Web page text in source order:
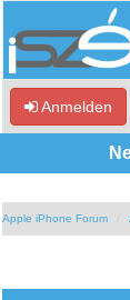
Anmelden
Apple iPhone Forum